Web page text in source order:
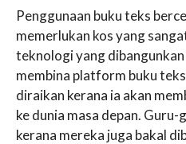
Penggunaan buku teks
memerlukan kos yang
teknologi yang
membina platform buku
diraikan kerana ia akan
ke dunia masa depan. Guru-
kerana mereka juga bakal